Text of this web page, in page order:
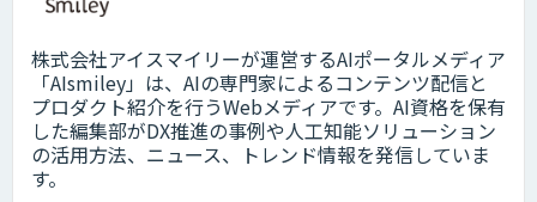
株式会社アイスマイリーが運営するAIポータルメディア
「AIsmiley」は、AIの専門家によるコンテンツ配信と
プロダクト紹介を行うWebメディアです。AI資格を保有
した編集部がDX推進の事例や人工知能ソリューション
の活用方法、ニュース、トレンド情報を発信していま
す。